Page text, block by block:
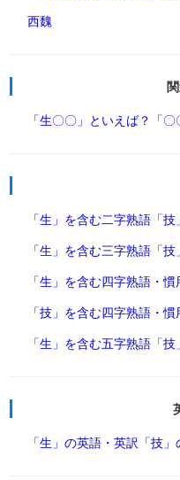
西魏
「生〇〇」といえば？ 「
「生」を含む二字熟語 「
「生」を含む三字熟語 「
「生」を含む四字熟語・
「技」を含む四字熟語・
「生」を含む五字熟語 「
「生」の英語・英訳 「技